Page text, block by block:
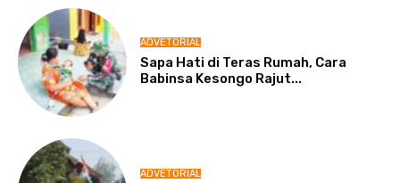
ADVETORIAL
Sapa Hati di Teras Rumah, Cara
Babinsa Kesongo Rajut...
ADVETORIAL